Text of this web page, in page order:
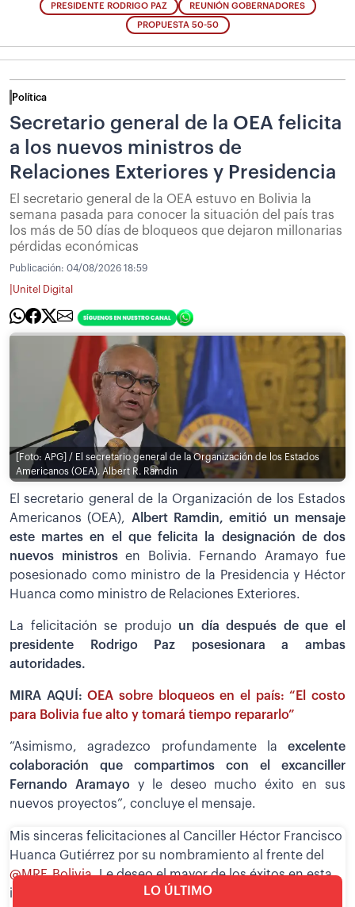
LO ÚLTIMO
PRESIDENTE RODRIGO PAZ REUNIÓN GOBERNADORES
PROPUESTA 50-50
Política
Secretario general de la OEA felicita
a los nuevos ministros de
Relaciones Exteriores y Presidencia
El secretario general de la OEA estuvo en Bolivia la
semana pasada para conocer la situación del país tras
los más de 50 días de bloqueos que dejaron millonarias
pérdidas económicas
Publicación: 04/08/2026 18:59
Unitel Digital
[Foto: APG] / El secretario general de la Organización de los Estados
Americanos (OEA), Albert R. Ramdin
El secretario general de la Organización de los Estados
Americanos (OEA), Albert Ramdin, emitió un mensaje
este martes en el que felicita la designación de dos
nuevos ministrosen Bolivia. Fernando Aramayo fue
posesionado como ministro de la Presidencia y Héctor
Huanca como ministro de Relaciones Exteriores.
La felicitación se produjo un día después de que el
presidente Rodrigo Paz posesionara a ambas
autoridades.
MIRA AQUÍ:OEA sobre bloqueos en el país: “El costo
para Bolivia fue alto y tomará tiempo repararlo”
“Asimismo, agradezco profundamente la excelente
colaboración que compartimos con el excanciller
Fernando Aramayoy le deseo mucho éxito en sus
nuevos proyectos”, concluye el mensaje.
Mis sinceras felicitaciones al Canciller Héctor Francisco
Huanca Gutiérrez por su nombramiento al frente del
@MRE_Bolivia. Le deseo el mayor de los éxitos en esta
importante responsabilidad y espero que continuemos